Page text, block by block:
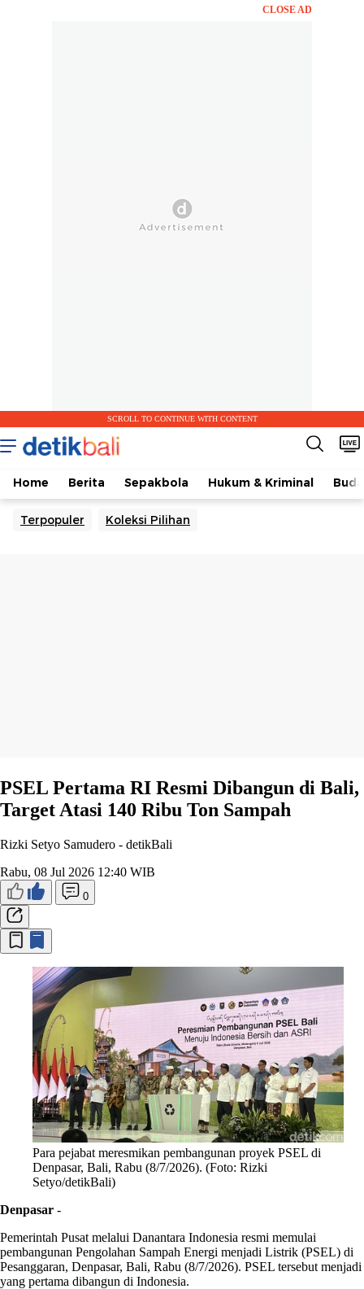
CLOSE AD
SCROLL TO CONTINUE WITH CONTENT
Home Berita Sepakbola Hukum & Kriminal
Terpopuler Koleksi Pilihan
PSEL Pertama RI Resmi Dibangun di Bali,
Target Atasi 140 Ribu Ton Sampah
Rizki Setyo Samudero - detikBali
Rabu, 08 Jul 2026 12:40 WIB
0
Para pejabat meresmikan pembangunan proyek PSEL di
Denpasar, Bali, Rabu (8/7/2026). (Foto: Rizki
Setyo/detikBali)
Denpasar -
Pemerintah Pusat melalui Danantara Indonesia resmi memulai
pembangunan Pengolahan Sampah Energi menjadi Listrik (PSEL) di
Pesanggaran, Denpasar, Bali, Rabu (8/7/2026). PSEL tersebut menjadi
yang pertama dibangun di Indonesia.